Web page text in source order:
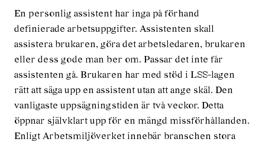
En personlig assistent har inga på förhand
definierade arbetsuppgifter. Assistenten skall
assistera brukaren, göra det arbetsledaren, brukaren
eller dess gode man ber om. Passar det inte får
assistenten gå. Brukaren har med stöd i LSS-lagen
rätt att säga upp en assistent utan att ange skäl. Den
vanligaste uppsägningstiden är två veckor. Detta
öppnar självklart upp för en mängd missförhållanden.
Enligt Arbetsmiljöverket innebär branschen stora